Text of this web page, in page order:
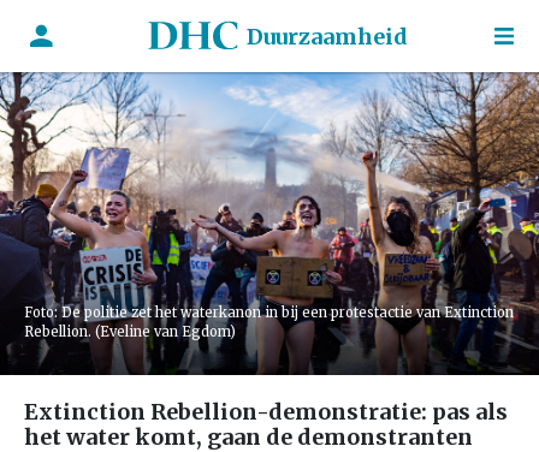
Duurzaamheid
Foto: De politie zet het waterkanon in bij een protestactie van Extinction
Rebellion. (Eveline van Egdom)
Extinction Rebellion-demonstratie: pas als
het water komt, gaan de demonstranten